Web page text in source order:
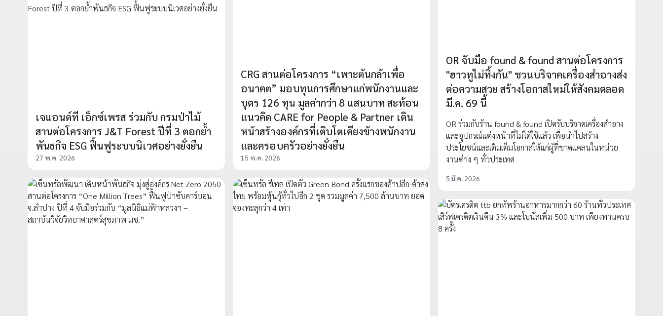
OR จับมือ found & found สานต่อโครงการ
"ฮาวทูไม่ทิ้งกัน" ชวนบริจาคเครื่องสำอางส่ง
ต่อความสวย สร้างโอกาสใหม่ให้สังคมตลอด
มี.ค. 69 นี้
OR ร่วมกับร้าน found & found เปิดรับบริจาคเครื่องสำอาง
และอุปกรณ์แต่งหน้าที่ไม่ได้ใช้แล้ว เพื่อนำไปสร้าง
ประโยชน์และเติมเต็มโอกาสให้แก่ผู้ที่ขาดแคลนในหน่วย
งานต่าง ๆ ทั่วประเทศ
5 มี.ค. 2026
CRG สานต่อโครงการ “เพาะต้นกล้าเพื่อ
อนาคต” มอบทุนการศึกษาแก่พนักงานและ
บุตร 126 ทุน มูลค่ากว่า 8 แสนบาท สะท้อน
แนวคิด CARE for People & Partner เดิน
หน้าสร้างองค์กรที่เติบโตเคียงข้างพนักงาน
และครอบครัวอย่างยั่งยืน
15 พ.ค. 2026
เจแอนด์ที เอ็กซ์เพรส ร่วมกับ กรมป่าไม้
สานต่อโครงการ J&T Forest ปีที่ 3 ตอกย้ำ
พันธกิจ ESG ฟื้นฟูระบบนิเวศอย่างยั่งยืน
27 พ.ค. 2026